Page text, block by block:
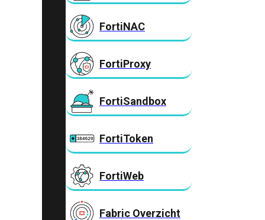
FortiNAC
FortiProxy
FortiSandbox
FortiToken
FortiWeb
Fabric Overzicht